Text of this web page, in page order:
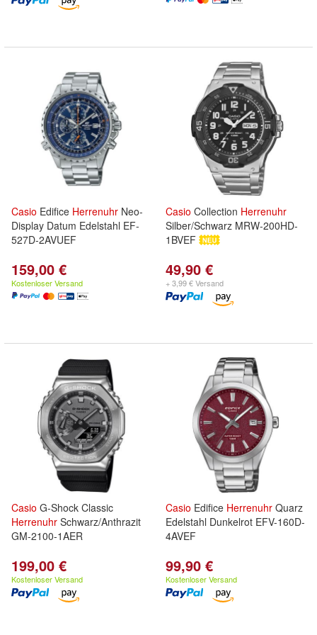
Casio Edifice Herrenuhr Neo-
Display Datum Edelstahl EF-
527D-2AVUEF
159,00 €
Kostenloser Versand
Casio Collection Herrenuhr
Silber/Schwarz MRW-200HD-
1BVEF
49,90 €
+ 3,99 € Versand
Casio G-Shock Classic
Herrenuhr Schwarz/Anthrazit
GM-2100-1AER
199,00 €
Kostenloser Versand
Casio Edifice Herrenuhr Quarz
Edelstahl Dunkelrot EFV-160D-
4AVEF
99,90 €
Kostenloser Versand